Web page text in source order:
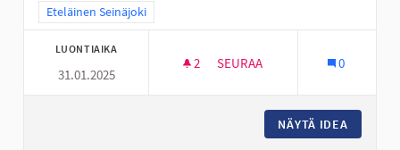
Rajaa tulokset teeman mukaan: Eteläinen Seinäjoki
Eteläinen Seinäjoki
LUONTIAIKA
31.01.2025
2 2 SEURAAJAA
SEURAA 0
NÄYTÄ IDEA